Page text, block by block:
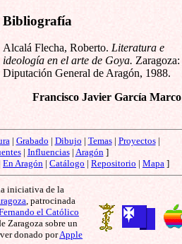
Bibliografía
Alcalá Flecha, Roberto. Literatura e
ideología en el arte de Goya. Zaragoza:
Diputación General de Aragón, 1988.
Francisco Javier García Marco
| Grabado | Dibujo | Temas| Proyectos|
| Influencias| Aragón ]
En Aragón | Catálogo | Repositorio | Mapa ]
iniciativa de la
, patrocinada
el Católico
Zaragoza sobre un
donado porApple